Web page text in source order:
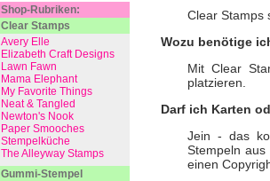
Clear Stamps
Wozu benötige
Mit Clear
platzieren.
Darf ich Karten
Jein - das
Stempeln
einen
Shop-Rubriken:
Clear Stamps
Avery Elle
Elizabeth Craft Designs
Lawn Fawn
Mama Elephant
My Favorite Things
Neat & Tangled
Newton's Nook
Paper Smooches
Stempelküche
The Alleyway Stamps
Gummi-Stempel